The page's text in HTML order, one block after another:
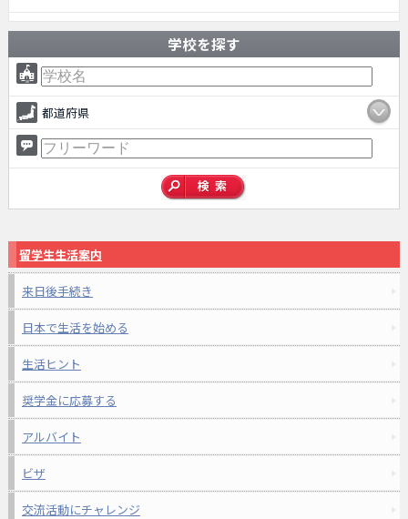
学校を探す
都道府県
留学生生活案内
来日後手続き
日本で生活を始める
生活ヒント
奨学金に応募する
アルバイト
ビザ
交流活動にチャレンジ